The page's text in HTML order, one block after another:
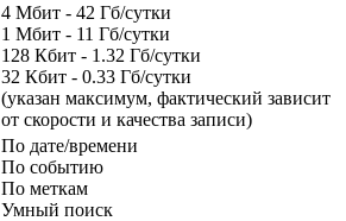
4 Мбит - 42 Гб/сутки
1 Мбит - 11 Гб/сутки
128 Кбит - 1.32 Гб/сутки
32 Кбит - 0.33 Гб/сутки
(указан максимум, фактический зависит
от скорости и качества записи)
По дате/времени
По событию
По меткам
Умный поиск